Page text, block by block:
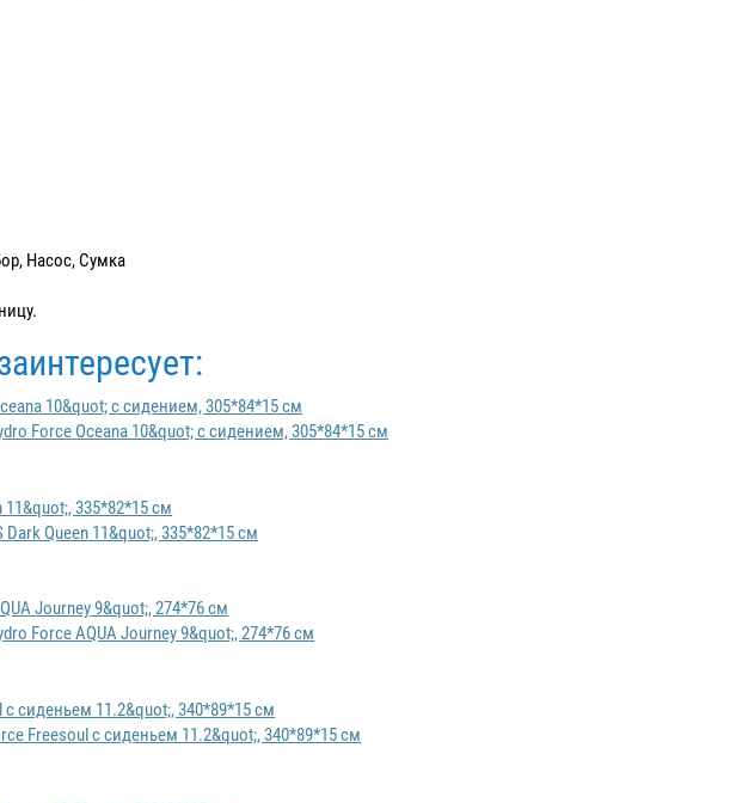
Насос, Сумка
Force Oceana 10&quot; с сидением, 305*84*15 см
Queen 11&quot;, 335*82*15 см
Force AQUA Journey 9&quot;, 274*76 см
Freesoul с сиденьем 11.2&quot;, 340*89*15 см